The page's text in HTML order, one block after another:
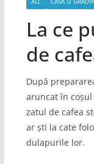
La ce
de
După
aruncat în
zatul de cafea
ar ști la cate
dulapurile lor.